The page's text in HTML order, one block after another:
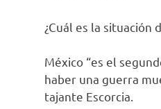
¿Cuál es la situación
México “es el
haber una guerra
tajante Escorcia.